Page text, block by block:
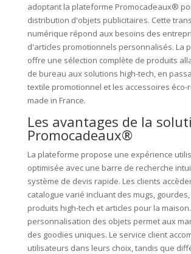
adoptant la plateforme Promocadeaux®
distribution d'objets publicitaires. Cette
numérique répond aux besoins des
d'articles promotionnels personnalisés. La
offre une sélection complète de produits
de bureau aux solutions high-tech, en
textile promotionnel et les accessoires
made in France.
Les avantages de la
Promocadeaux®
La plateforme propose une expérience
optimisée avec une barre de recherche
système de devis rapide. Les clients
catalogue varié incluant des mugs,
produits high-tech et articles pour la
personnalisation des objets permet aux
des goodies uniques. Le service client
utilisateurs dans leurs choix, tandis que